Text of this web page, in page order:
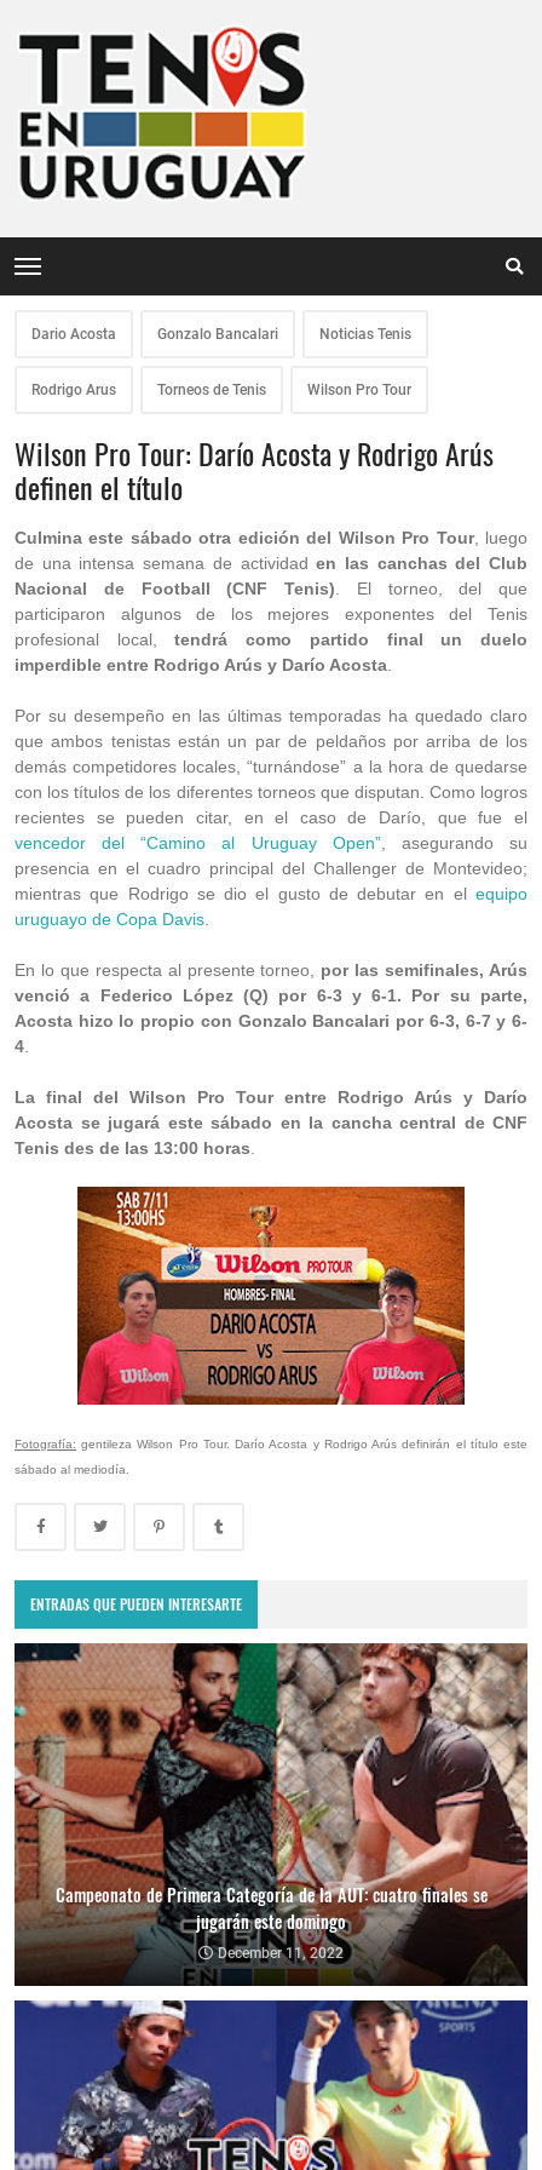
Dario Acosta Gonzalo Bancalari Noticias Tenis
Rodrigo Arus Torneos de Tenis Wilson Pro Tour
Wilson Pro Tour: Darío Acosta y Rodrigo Arús
definen el título
Culmina este sábado otra edición del Wilson Pro Tour, luego
de una intensa semana de actividaden las canchas del Club
Nacional de Football (CNF Tenis) . El torneo, del que
participaron algunos de los mejores exponentes del Tenis
profesional local,tendrá como partido final un duelo
imperdible entre Rodrigo Arús y Darío Acosta
Por su desempeño en las últimas temporadas ha quedado claro
que ambos tenistas están un par de peldaños por arriba de los
demás competidores locales, “turnándose” a la hora de quedarse
con los títulos de los diferentes torneos que disputan. Como logros
recientes se pueden citar, en el caso de Darío, que fue el
vencedor del “Camino al Uruguay Open”, asegurando su
presencia en el cuadro principal del Challenger de Montevideo;
mientras que Rodrigo se dio el gusto de debutar en el equipo
uruguayo de Copa Davis
En lo que respecta al presente torneo, por las semifinales, Arús
venció a Federico López (Q) por 6-3 y 6-1. Por su parte,
Acosta hizo lo propio con Gonzalo Bancalari por 6-3, 6-7 y 6-
4
La final del Wilson Pro Tour entre Rodrigo Arús y Darío
Acosta se jugará este sábado en la cancha central de CNF
Tenis des de las 13:00 horas
Fotografía: gentileza Wilson Pro Tour. Darío Acosta y Rodrigo Arús definirán el título este
sábado al mediodía.
ENTRADAS QUE PUEDEN INTERESARTE
Campeonato de Primera Categoría de la AUT: cuatro finales se
jugarán este domingo
December 11, 2022